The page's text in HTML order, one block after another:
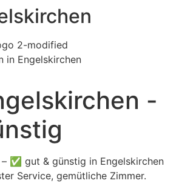
in Engelskirchen
-
✅ gut & günstig in Engelskirchen
Service, gemütliche Zimmer.